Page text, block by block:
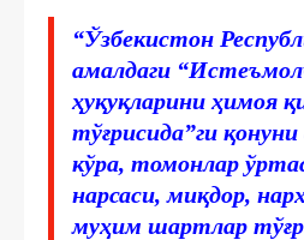
“Ўзбекистон
амалдаги
ҳуқуқларини ҳимоя
тўғрисида”ги
кўра, томонлар
нарсаси, миқдор,
муҳим шартлар